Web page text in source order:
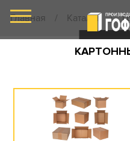
Главная / Каталог /